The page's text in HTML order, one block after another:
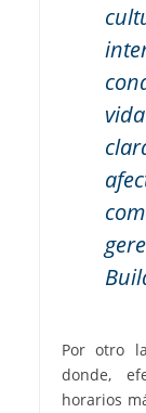
Por otro
donde,
horarios